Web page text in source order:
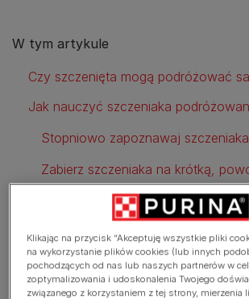
W tym artykule
Czy szczenięta mogą podróżować
Stopniowo zapoznawaj
Użyj klatki lub barierek
Klikając na przycisk “Akceptuję wszystkie pliki
na wykorzystanie plików cookies (lub innych
pochodzących od nas lub naszych partnerów w
zoptymalizowania i udoskonalenia Twojego
związanego z korzystaniem z tej strony, mierzenia